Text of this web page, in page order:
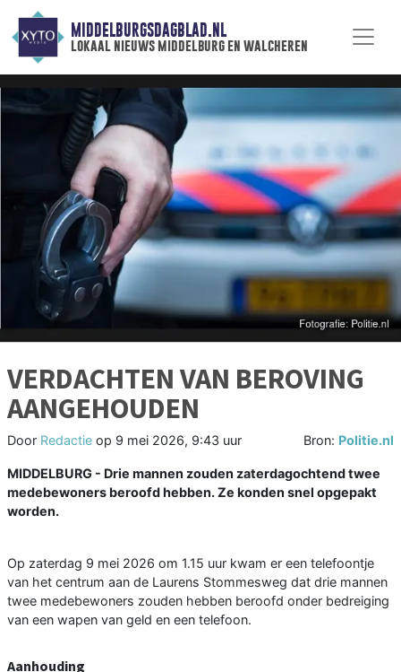
MIDDELBURGSDAGBLAD.NL
lokaal nieuws middelburg en walcheren
VERDACHTEN VAN BEROVING
AANGEHOUDEN
Door Redactie op 9 mei 2026, 9:43 uur Bron: Politie.nl
MIDDELBURG - Drie mannen zouden zaterdagochtend twee
medebewoners beroofd hebben. Ze konden snel opgepakt
worden.
Op zaterdag 9 mei 2026 om 1.15 uur kwam er een telefoontje
van het centrum aan de Laurens Stommesweg dat drie mannen
twee medebewoners zouden hebben beroofd onder bedreiging
van een wapen van geld en een telefoon.
Aanhouding